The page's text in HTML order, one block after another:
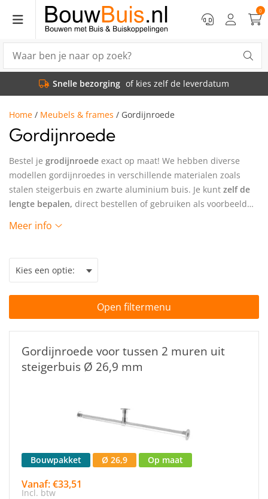
0
Snelle bezorging of kies zelf de leverdatum
Home / Meubels & frames / Gordijnroede
Gordijnroede
Bestel je grodijnroede exact op maat! We hebben diverse
modellen gordijnroedes in verschillende materialen zoals
stalen steigerbuis en zwarte aluminium buis. Je kunt zelf de
lengte bepalen, direct bestellen of gebruiken als voorbeeld
Meer info
Open filtermenu
Gordijnroede voor tussen 2 muren uit
steigerbuis Ø 26,9 mm
Bouwpakket Ø 26,9 Op maat
Vanaf: €33,51
Incl. btw